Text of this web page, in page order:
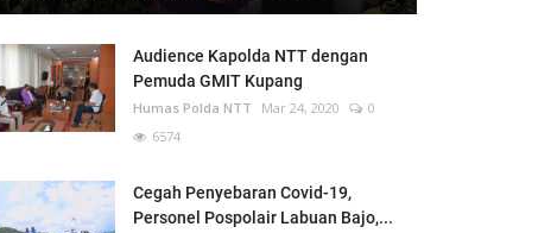
Audience Kapolda NTT dengan
Pemuda GMIT Kupang
Humas Polda NTT Mar 24, 2020
0
6574
Cegah Penyebaran Covid-19,
Personel Pospolair Labuan Bajo,...